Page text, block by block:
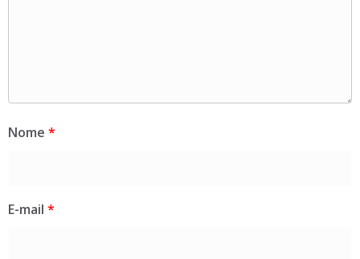
Nome *
E-mail *